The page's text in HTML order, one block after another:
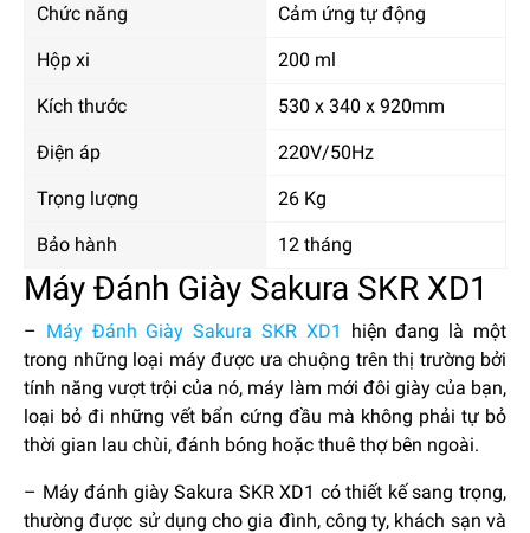
Chức năng Cảm ứng tự động
Hộp xi 200 ml
Kích thước 530 x 340 x 920mm
Điện áp 220V/50Hz
Trọng lượng 26 Kg
Bảo hành 12 tháng
Máy Đánh Giày Sakura SKR XD1
– Máy Đánh Giày Sakura SKR XD1
hiện đang là một
trong những loại máy được ưa chuộng trên thị trường bởi
tính năng vượt trội của nó, máy làm mới đôi giày của bạn,
loại bỏ đi những vết bẩn cứng đầu mà không phải tự bỏ
thời gian lau chùi, đánh bóng hoặc thuê thợ bên ngoài.
– Máy đánh giày Sakura SKR XD1 có thiết kế sang trọng,
thường được sử dụng cho gia đình, công ty, khách sạn và